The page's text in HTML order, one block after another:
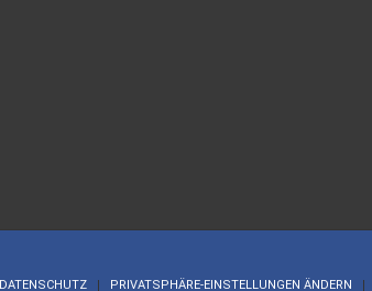
DATENSCHUTZ PRIVATSPHÄRE-EINSTELLUNGEN ÄNDERN